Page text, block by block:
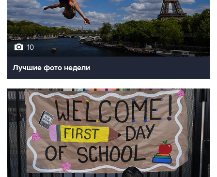
10
Лучшие фото недели